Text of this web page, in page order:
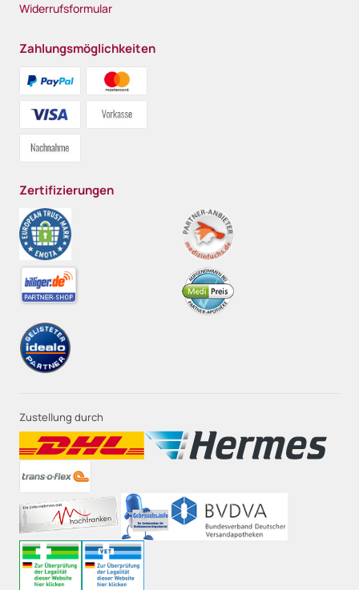
Widerrufsformular
Zahlungsmöglichkeiten
Zertifizierungen
Zustellung durch